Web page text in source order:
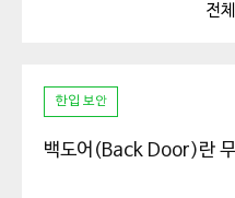
다. 최근에는 메일 계정이
니다.
전
한입 보안
백도어(Back Door)란